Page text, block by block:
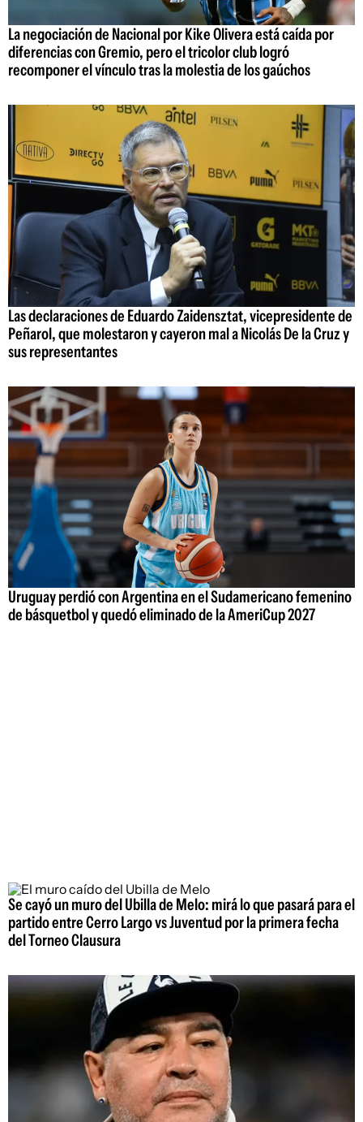
La negociación de Nacional por Kike Olivera está caída por
diferencias con Gremio, pero el tricolor club logró
recomponer el vínculo tras la molestia de los gaúchos
Las declaraciones de Eduardo Zaidensztat, vicepresidente de
Peñarol, que molestaron y cayeron mal a Nicolás De la Cruz y
sus representantes
Uruguay perdió con Argentina en el Sudamericano femenino
de básquetbol y quedó eliminado de la AmeriCup 2027
Se cayó un muro del Ubilla de Melo: mirá lo que pasará para el
partido entre Cerro Largo vs Juventud por la primera fecha
del Torneo Clausura